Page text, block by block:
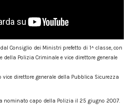
Consiglio dei Ministri prefetto di 1^ classe, con
della Polizia Criminale e vice direttore generale
vice direttore generale della Pubblica Sicurezza
nominato capo della Polizia il 25 giugno 2007.